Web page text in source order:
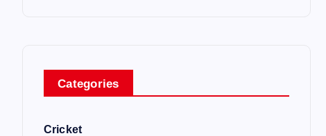
Categories
Cricket